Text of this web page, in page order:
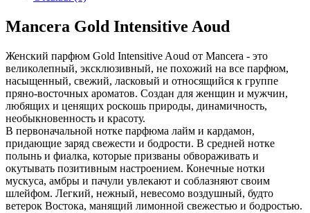
Mancera Gold Intensitive Aoud
Женский парфюм Gold Intensitive Aoud от Mancera - это
великолепный, эксклюзивный, не похожий на все парфюм,
насыщенный, свежий, ласковый и относящийся к группе
пряно-восточных ароматов. Создан для женщин и мужчин,
любящих и ценящих роскошь природы, динамичность,
необыкновенность и красоту.
В первоначальной нотке парфюма лайм и кардамон,
придающие заряд свежести и бодрости. В средней нотке
полынь и фиалка, которые призваны обвораживать и
окутывать позитивным настроением. Конечные нотки
мускуса, амбры и пачули увлекают и соблазняют своим
шлейфом. Легкий, нежный, невесомо воздушный, будто
ветерок Востока, манящий лимонной свежестью и бодростью.